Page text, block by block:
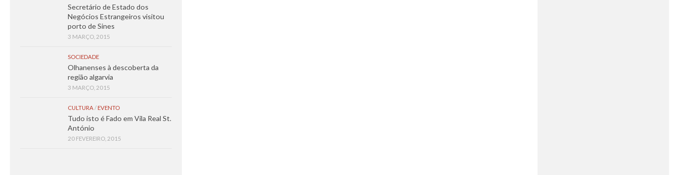
Secretário de Estado dos
Negócios Estrangeiros visitou
porto de Sines
3 MARÇO, 2015
SOCIEDADE
Olhanenses à descoberta da
região algarvia
3 MARÇO, 2015
CULTURA/ EVENTO
Tudo isto é Fado em Vila Real St.
António
20 FEVEREIRO, 2015